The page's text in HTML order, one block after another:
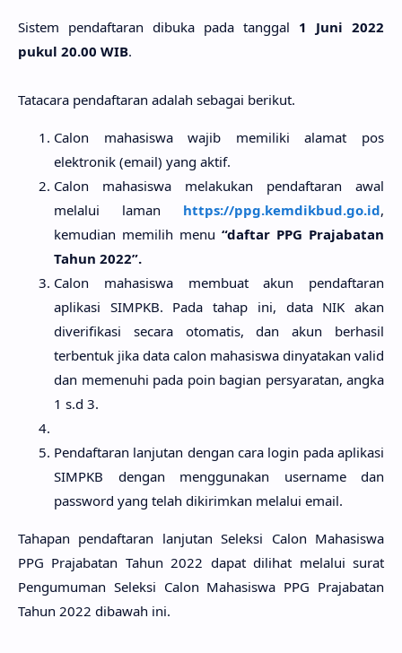
Sistem pendaftaran dibuka pada tanggal 1 Juni 2022
pukul 20.00 WIB.
Tatacara pendaftaran adalah sebagai berikut.
Calon mahasiswa wajib memiliki alamat pos
elektronik (email) yang aktif.
Calon mahasiswa melakukan pendaftaran awal
melalui laman https://ppg.kemdikbud.go.id,
kemudian memilih menu “daftar PPG Prajabatan
Tahun 2022”.
Calon mahasiswa membuat akun pendaftaran
aplikasi SIMPKB. Pada tahap ini, data NIK akan
diverifikasi secara otomatis, dan akun berhasil
terbentuk jika data calon mahasiswa dinyatakan valid
dan memenuhi pada poin bagian persyaratan, angka
1 s.d 3.
Pendaftaran lanjutan dengan cara login pada aplikasi
SIMPKB dengan menggunakan username dan
password yang telah dikirimkan melalui email.
Tahapan pendaftaran lanjutan Seleksi Calon Mahasiswa
PPG Prajabatan Tahun 2022 dapat dilihat melalui surat
Pengumuman Seleksi Calon Mahasiswa PPG Prajabatan
Tahun 2022 dibawah ini.